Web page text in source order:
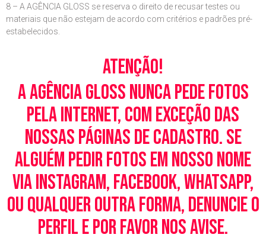
8 – A AGÊNCIA GLOSS se reserva o direito de recusar testes ou
materiais que não estejam de acordo com critérios e padrões pré-
estabelecidos.
Atenção!
A Agência Gloss nunca pede fotos
pela Internet, com exceção das
nossas páginas de cadastro. Se
alguém pedir fotos em nosso nome
via Instagram, Facebook, WhatsApp,
ou qualquer outra forma, denuncie o
perfil e por favor nos avise.